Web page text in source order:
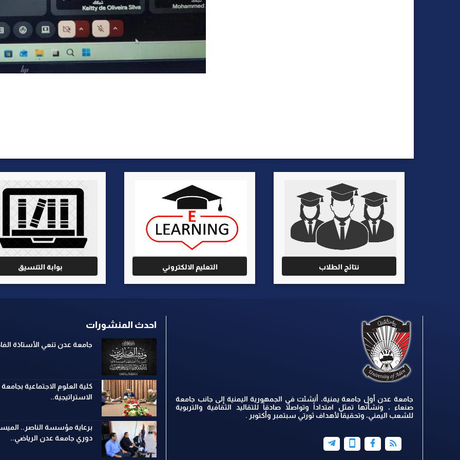
نتائج الطلاب التعليم الالكتروني بوابة التنسيق
جامعة عدن أول جامعة يمنية، أنشئت في الجمهورية اليمنية إلى جانب جامعة
صنعاء ، ونشأتها تمثل امتداداً وتواصلاً صادقاً للتقاليد الثقافية والتربوية
للشعب اليمني، وتحقيقاً لأهداف ثورتي سبتمبر وأكتوبر .
احدث المنشورات
جامعة عدن تنعي الأستاذة
كلية العلوم الاجتماعية
الاستراتيجية..
برعاية مؤسسة الناصر..
دوري جامعة عدن الرياضي..